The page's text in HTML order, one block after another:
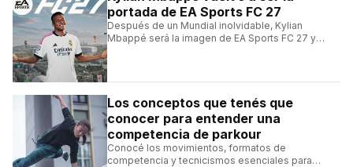
portada de EA Sports FC 27
Después de un Mundial inolvidable, Kylian
Mbappé será la imagen de EA Sports FC 27 y
Los conceptos que tenés que
conocer para entender una
competencia de parkour
Conocé los movimientos, formatos de
competencia y tecnicismos esenciales para